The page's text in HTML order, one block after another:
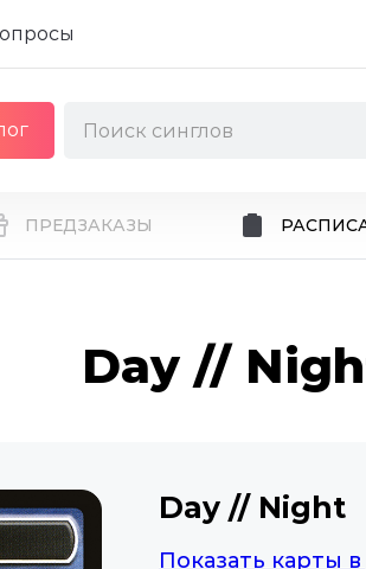
ПРЕДЗАКАЗЫ
Day //
Day // Night
Показать карты